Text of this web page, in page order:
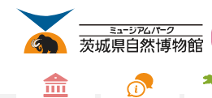
博物館紹介